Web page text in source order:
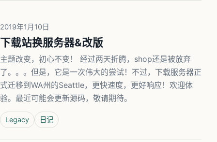
2019年1月10日
下载站换服务器&改版
主题改变，初心不变！ 经过两天折腾，shop还是被放弃
了。。。但是，它是一次伟大的尝试！不过，下载服务器正
式迁移到WA州的Seattle，更快速度，更好响应！欢迎体
验。最近可能会更新源码，敬请期待。
Legacy 日记